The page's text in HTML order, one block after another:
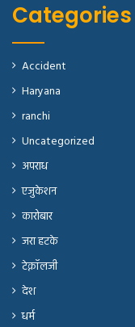
Categories
Accident
Haryana
ranchi
Uncategorized
अपराध
एजुकेशन
कारोबार
जरा हटके
टेक्नॉलजी
देश
धर्म